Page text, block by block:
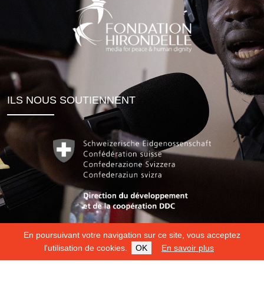
En poursuivant votre navigation sur ce site, vous acceptez
l'utilisation de cookies.
OK En savoir plus
ILS NOUS SOUTIENNENT